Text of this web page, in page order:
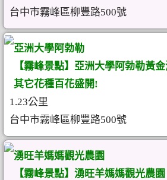
台中市霧峰區柳豐路500號
亞洲大學阿勃勒
【霧峰景點】亞洲大學阿勃勒黃
其它花種百花盛開!
1.23公里
台中市霧峰區柳豐路500號
湧旺羊媽媽觀光農園
【霧峰景點】湧旺羊媽媽觀光農